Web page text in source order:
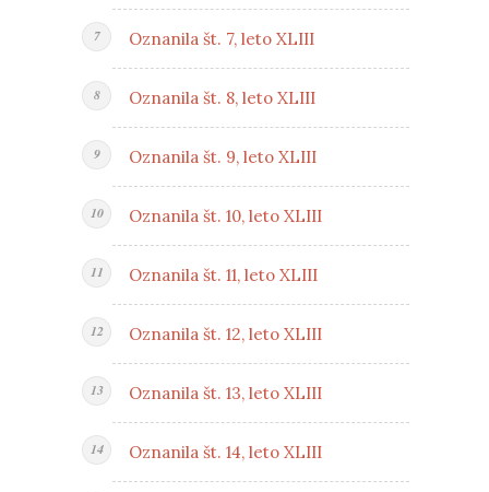
Oznanila št. 7, leto XLIII
Oznanila št. 8, leto XLIII
Oznanila št. 9, leto XLIII
Oznanila št. 10, leto XLIII
Oznanila št. 11, leto XLIII
Oznanila št. 12, leto XLIII
Oznanila št. 13, leto XLIII
Oznanila št. 14, leto XLIII